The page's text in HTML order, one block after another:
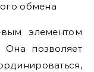
обмена
элементом
позволяет